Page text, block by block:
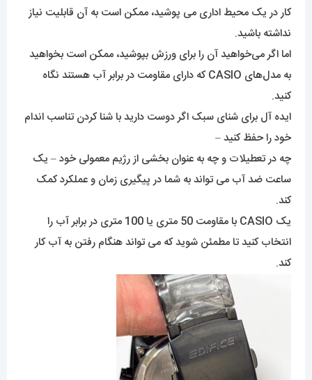
دارید تا از آسیب رساندن به عملکرد داخلی پیچیده جلوگیری کنید.
ساعت ضد آب ضروری نیست؛ به عنوان مثال، اگر لباس خود را برای
کار در یک محیط اداری می پوشید، ممکن است به آن قابلیت نیاز
نداشته باشید.
اما اگر می‌خواهید آن را برای ورزش بپوشید، ممکن است بخواهید
به مدل‌های CASIO که دارای مقاومت در برابر آب هستند نگاه
کنید.
ایده آل برای شنای سبک اگر دوست دارید با شنا کردن تناسب اندام
خود را حفظ کنید –
چه در تعطیلات و چه به عنوان بخشی از رژیم معمولی خود – یک
ساعت ضد آب می تواند به شما در پیگیری زمان و عملکرد کمک
کند.
انتخاب کنید تا مطمئن شوید که می تواند هنگام رفتن به آب کار